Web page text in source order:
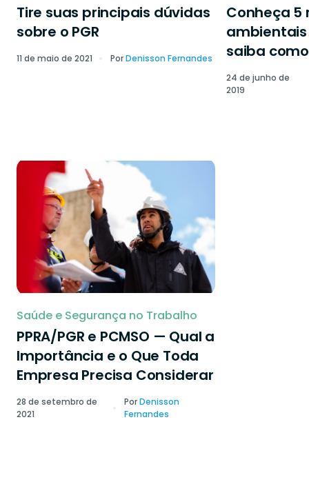
Tire suas principais dúvidas
sobre o PGR
11 de maio de 2021 PorDenisson Fernandes
Conheça 5
saiba
24 de junho de
2019
Saúde e Segurança no Trabalho
PPRA/PGR e PCMSO — Qual a
Importância e o Que Toda
Empresa Precisa Considerar
28 de setembro de
2021
PorDenisson
Fernandes